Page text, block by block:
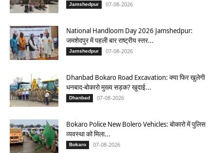
Jamshedpur 07-08-2026
National Handloom Day 2026 Jamshedpur:
जमशेदपुर में पहली बार राष्ट्रीय स्तर...
Jamshedpur 07-08-2026
Dhanbad Bokaro Road Excavation: क्या फिर खुलेगी
धनबाद-बोकारो मुख्य सड़क? खुदाई...
Dhanbad 07-08-2026
Bokaro Police New Bolero Vehicles: बोकारो में पुलिस
व्यवस्था को मिला...
Bokaro 07-08-2026